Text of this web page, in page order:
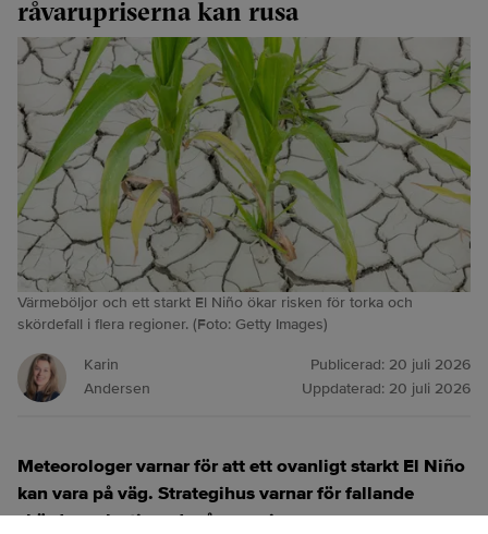
råvarupriserna kan rusa
Värmeböljor och ett starkt El Niño ökar risken för torka och
skördefall i flera regioner. (Foto: Getty Images)
Karin
Andersen
Publicerad: 20 juli 2026
Uppdaterad: 20 juli 2026
Meteorologer varnar för att ett ovanligt starkt El Niño
kan vara på väg. Strategihus varnar för fallande
skördar och stigande råvarupriser.